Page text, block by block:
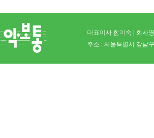
대표이사 함미숙 | 회사
주소 : 서울특별시 강남